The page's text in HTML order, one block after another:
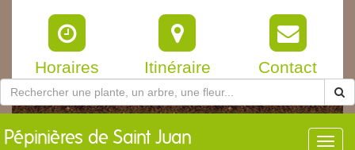
Horaires Itinéraire Contact
Pépinières de Saint Juan